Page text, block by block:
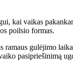
kai vaikas
poilsio formas.
ramaus gulėjimo
pasipriešinimą